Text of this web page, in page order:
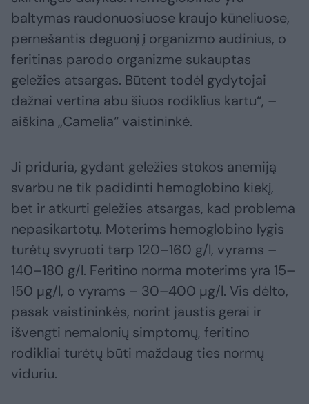
baltymas raudonuosiuose kraujo kūneliuose,
pernešantis deguonį į organizmo audinius, o
feritinas parodo organizme sukauptas
geležies atsargas. Būtent todėl gydytojai
dažnai vertina abu šiuos rodiklius kartu“, –
aiškina „Camelia“ vaistininkė.
Ji priduria, gydant geležies stokos anemiją
svarbu ne tik padidinti hemoglobino kiekį,
bet ir atkurti geležies atsargas, kad problema
nepasikartotų. Moterims hemoglobino lygis
turėtų svyruoti tarp 120–160 g/l, vyrams –
140–180 g/l. Feritino norma moterims yra 15–
150 µg/l, o vyrams – 30–400 µg/l. Vis dėlto,
pasak vaistininkės, norint jaustis gerai ir
išvengti nemalonių simptomų, feritino
rodikliai turėtų būti maždaug ties normų
viduriu.